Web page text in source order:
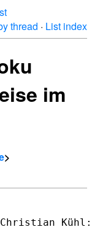
thread · List index
im
>